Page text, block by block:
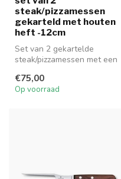
steak/pizzamessen
gekarteld met houten
heft -12cm
Set van 2 gekartelde
steak/pizzamessen met een
€75,00
Op voorraad